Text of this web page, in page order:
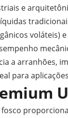
e
voláteis)
a arranhões,
para